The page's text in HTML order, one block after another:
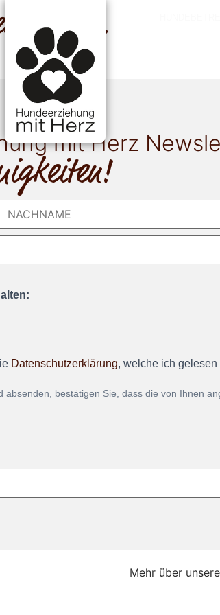
werden.
mit Herz
Datenschutzerklärung, welche ich
bestätigen Sie, dass die von Ihnen
Mehr über